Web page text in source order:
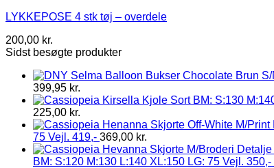
LYKKEPOSE 4 stk tøj – overdele
200,00 kr.
Sidst besøgte produkter
399,95 kr.
225,00 kr.
75 Vejl. 419,- 369,00 kr.
BM: S:120 M:130 L:140 XL:150 LG: 75 Vejl. 350,-